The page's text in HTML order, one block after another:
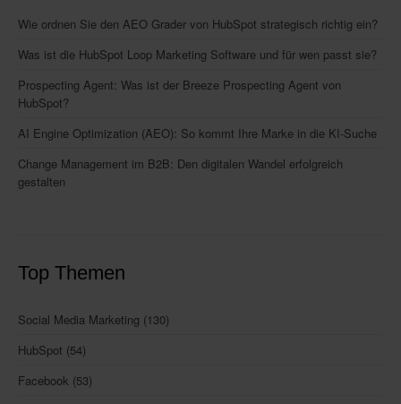
Wie ordnen Sie den AEO Grader von HubSpot strategisch richtig ein?
Was ist die HubSpot Loop Marketing Software und für wen passt sie?
Prospecting Agent: Was ist der Breeze Prospecting Agent von
HubSpot?
AI Engine Optimization (AEO): So kommt Ihre Marke in die KI-Suche
Change Management im B2B: Den digitalen Wandel erfolgreich
gestalten
Top Themen
Social Media Marketing (130)
HubSpot (54)
Facebook (53)